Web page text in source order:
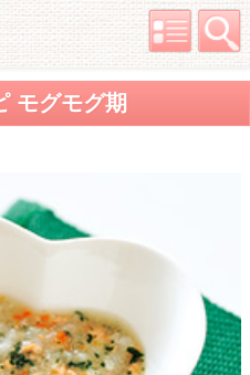
モグモグ期